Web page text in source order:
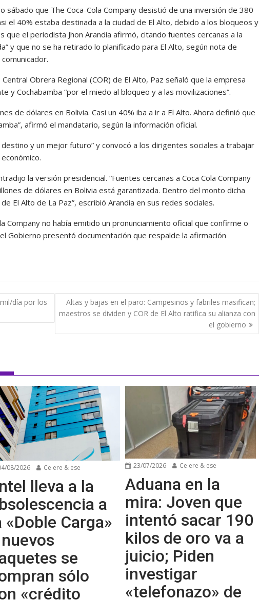
sábado que The Coca-Cola Company desistió de una inversión de 380
el 40% estaba destinada a la ciudad de El Alto, debido a los bloqueos y
que el periodista Jhon Arandia afirmó, citando fuentes cercanas a la
y que no se ha retirado lo planificado para El Alto, según nota de
Obrera Regional (COR) de El Alto, Paz señaló que la empresa
y Cochabamba “por el miedo al bloqueo y a las movilizaciones”.
de dólares en Bolivia. Casi un 40% iba a ir a El Alto. Ahora definió que
afirmó el mandatario, según la información oficial.
y un mejor futuro” y convocó a los dirigentes sociales a trabajar
la versión presidencial. “Fuentes cercanas a Coca Cola Company
de dólares en Bolivia está garantizada. Dentro del monto dicha
El Alto de La Paz”, escribió Arandia en sus redes sociales.
Company no había emitido un pronunciamiento oficial que confirme o
Gobierno presentó documentación que respalde la afirmación
día por los
Altas y bajas en el paro: Campesinos y fabriles masifican;
maestros se dividen y COR de El Alto ratifica su alianza con
el gobierno
08/2026 Ce ere & ese
lleva a la
a
«Doble Carga»
se
sólo
«crédito
23/07/2026 Ce ere & ese
Aduana en la
mira: Joven que
intentó sacar 190
kilos de oro va a
juicio; Piden
investigar
«telefonazo» de